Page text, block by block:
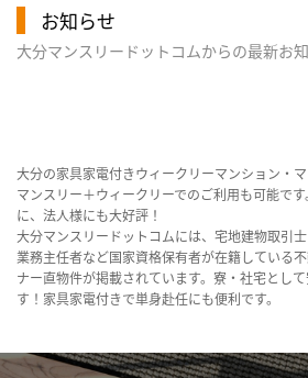
お知らせ
大分マンスリードットコムからの最新お
大分の家具家電付きウィークリーマンション・
マンスリー＋ウィークリーでのご利用も可能で
に、法人様にも大好評！
大分マンスリードットコムには、宅地建物取引
業務主任者など国家資格保有者が在籍している
ナー直物件が掲載されています。寮・社宅とし
す！家具家電付きで単身赴任にも便利です。